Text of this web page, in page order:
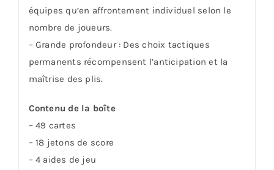
équipes qu’en affrontement individuel selon le
nombre de joueurs.
– Grande profondeur : Des choix tactiques
permanents récompensent l’anticipation et la
maîtrise des plis.
Contenu de la boîte
– 49 cartes
– 18 jetons de score
– 4 aides de jeu